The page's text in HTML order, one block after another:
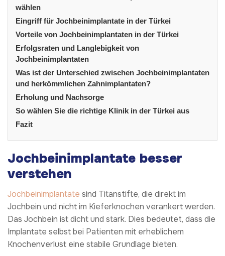
wählen
Eingriff für Jochbeinimplantate in der Türkei
Vorteile von Jochbeinimplantaten in der Türkei
Erfolgsraten und Langlebigkeit von
Jochbeinimplantaten
Was ist der Unterschied zwischen Jochbeinimplantaten
und herkömmlichen Zahnimplantaten?
Erholung und Nachsorge
So wählen Sie die richtige Klinik in der Türkei aus
Fazit
Jochbeinimplantate besser
verstehen
Jochbeinimplantate sind Titanstifte, die direkt im
Jochbein und nicht im Kieferknochen verankert werden.
Das Jochbein ist dicht und stark. Dies bedeutet, dass die
Implantate selbst bei Patienten mit erheblichem
Knochenverlust eine stabile Grundlage bieten.